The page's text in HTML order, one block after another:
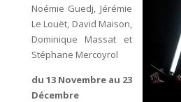
Noémie Guedj, Jérémie
Le Louët, David Maison,
Dominique Massat et
Stéphane Mercoyrol
du 13 Novembre au 23
Décembre